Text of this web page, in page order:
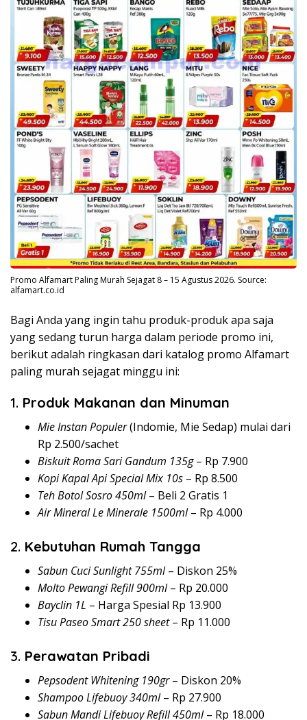
Promo Alfamart Paling Murah Sejagat 8 – 15 Agustus 2026. Source:
alfamart.co.id
Bagi Anda yang ingin tahu produk-produk apa saja
yang sedang turun harga dalam periode promo ini,
berikut adalah ringkasan dari katalog promo Alfamart
paling murah sejagat minggu ini:
1. Produk Makanan dan Minuman
Mie Instan Populer(Indomie, Mie Sedap) mulai dari
Rp 2.500/sachet
Biskuit Roma Sari Gandum 135g– Rp 7.900
Kopi Kapal Api Special Mix 10s – Rp 8.500
Teh Botol Sosro 450ml– Beli 2 Gratis 1
Air Mineral Le Minerale 1500ml– Rp 4.000
2. Kebutuhan Rumah Tangga
Sabun Cuci Sunlight 755ml– Diskon 25%
Molto Pewangi Refill 900ml– Rp 20.000
Bayclin 1L – Harga Spesial Rp 13.900
Tisu Paseo Smart 250 sheet– Rp 11.000
3. Perawatan Pribadi
Pepsodent Whitening 190gr– Diskon 20%
Shampoo Lifebuoy 340ml– Rp 27.900
Sabun Mandi Lifebuoy Refill 450ml– Rp 18.000